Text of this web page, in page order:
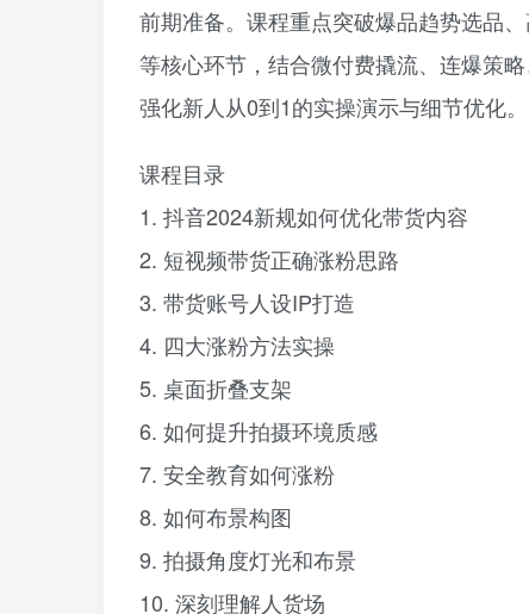
前期准备。课程重点突破爆品趋势选品
等核心环节，结合微付费撬流、连爆策
强化新人从0到1的实操演示与细节优化。
课程目录
1. 抖音2024新规如何优化带货内容
2. 短视频带货正确涨粉思路
3. 带货账号人设IP打造
4. 四大涨粉方法实操
5. 桌面折叠支架
6. 如何提升拍摄环境质感
7. 安全教育如何涨粉
8. 如何布景构图
9. 拍摄角度灯光和布景
10. 深刻理解人货场